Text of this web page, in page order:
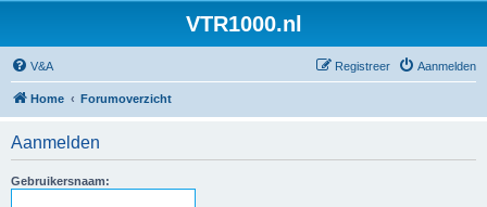
VTR1000.nl
V&A Aanmelden
Registreer
Home Forumoverzicht
Aanmelden
Gebruikersnaam: